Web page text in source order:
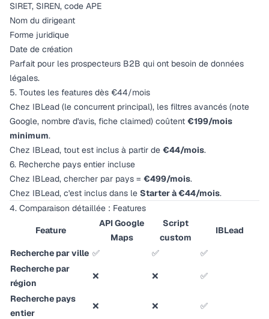
SIRET, SIREN, code APE
Nom du dirigeant
Forme juridique
Date de création
Parfait pour les prospecteurs B2B qui ont besoin de données
légales.
5. Toutes les features dès €44/mois
Chez IBLead (le concurrent principal), les filtres avancés (note
Google, nombre d'avis, fiche claimed) coûtent €199/mois
minimum.
Chez IBLead, tout est inclus à partir de €44/mois.
6. Recherche pays entier incluse
Chez IBLead, chercher par pays = €499/mois.
Chez IBLead, c'est inclus dans le Starter à €44/mois.
4. Comparaison détaillée : Features
Feature
API Google
Maps
Script
custom
IBLead
Recherche par ville ✅ ✅
✅
Recherche par
région
❌ ❌ ✅
Recherche pays
entier
❌ ❌ ✅